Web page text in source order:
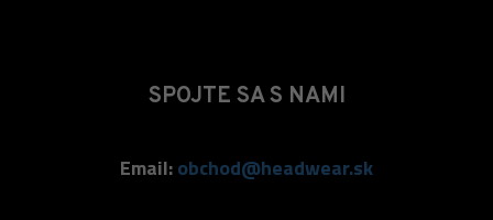
SPOJTE SA S NAMI
Email:obchod@headwear.sk